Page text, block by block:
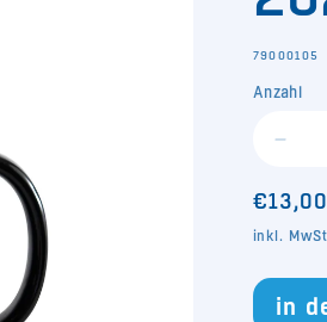
SKU:
79000105
Anzahl
für
2025
Preis
inkl.
in